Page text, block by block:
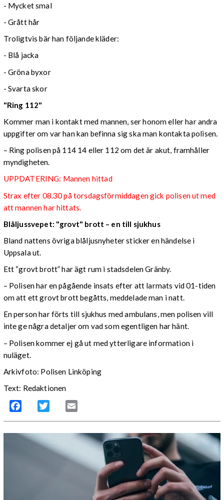
- Mycket smal
- Grått hår
Troligtvis bär han följande kläder:
- Blå jacka
- Gröna byxor
- Svarta skor
"Ring 112"
Kommer man i kontakt med mannen, ser honom eller har andra
uppgifter om var han kan befinna sig ska man kontakta polisen.
– Ring polisen på 114 14 eller 112 om det är akut, framhåller
myndigheten.
UPPDATERING: Mannen hittad
Strax efter 08.30 på torsdagsförmiddagen gick polisen ut med
att mannen har hittats.
Blåljussvepet: "grovt" brott – en till sjukhus
Bland nattens övriga blåljusnyheter sticker en händelse i
Uppsala ut.
Ett “grovt brott” har ägt rum i stadsdelen Gränby.
– Polisen har en pågående insats efter att larmats vid 01-tiden
om att ett grovt brott begåtts, meddelade man i natt.
En person har förts till sjukhus med ambulans, men polisen vill
inte ge några detaljer om vad som egentligen har hänt.
– Polisen kommer ej gå ut med ytterligare information i
nuläget.
Arkivfoto: Polisen Linköping
Text: Redaktionen
Facebook Twitter